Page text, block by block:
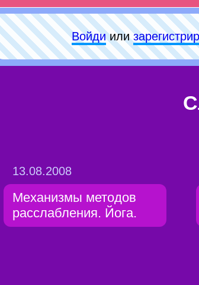
Войдиили
13.08.2008
Механизмы методов
расслабления. Йога.